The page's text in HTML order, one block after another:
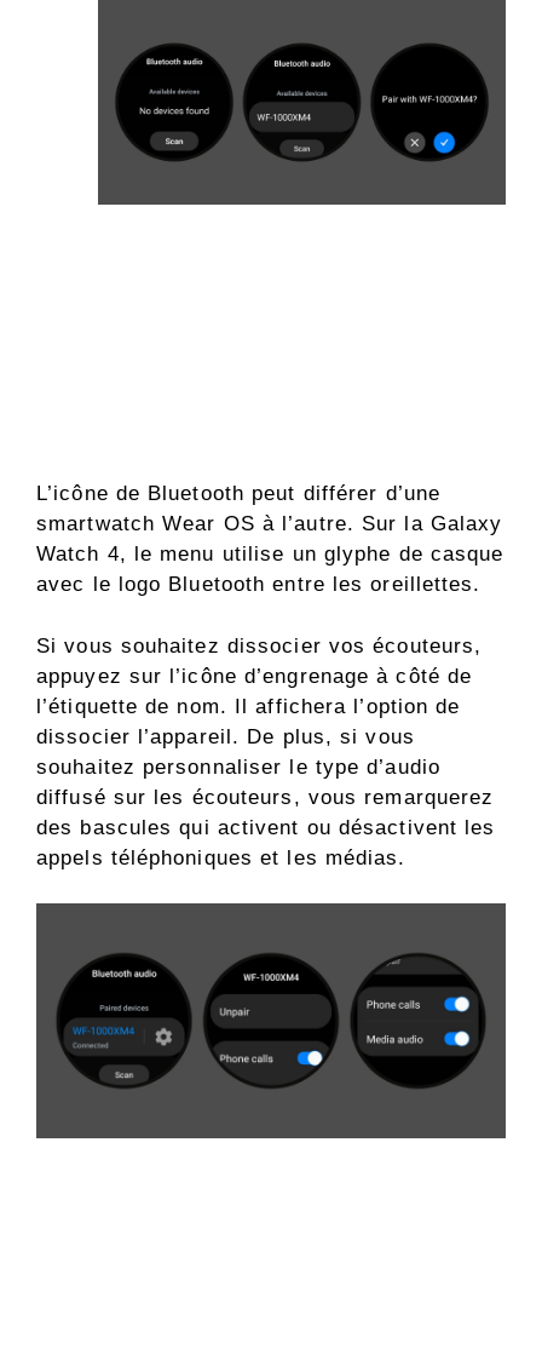
L’icône de Bluetooth peut différer d’une
smartwatch Wear OS à l’autre. Sur la Galaxy
Watch 4, le menu utilise un glyphe de casque
avec le logo Bluetooth entre les oreillettes.
Si vous souhaitez dissocier vos écouteurs,
appuyez sur l’icône d’engrenage à côté de
l’étiquette de nom. Il affichera l’option de
dissocier l’appareil. De plus, si vous
souhaitez personnaliser le type d’audio
diffusé sur les écouteurs, vous remarquerez
des bascules qui activent ou désactivent les
appels téléphoniques et les médias.